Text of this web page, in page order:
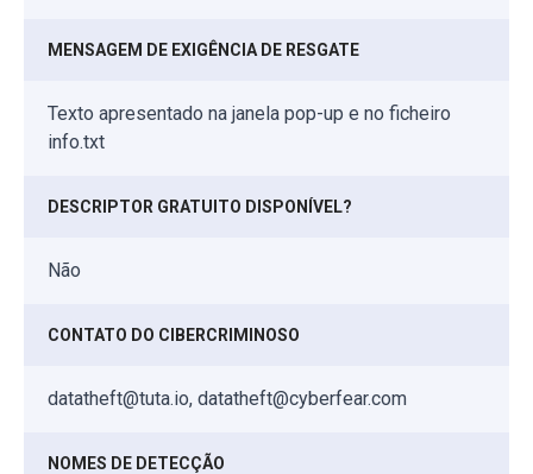
MENSAGEM DE EXIGÊNCIA DE RESGATE
Texto apresentado na janela pop-up e no ficheiro
info.txt
DESCRIPTOR GRATUITO DISPONÍVEL?
Não
CONTATO DO CIBERCRIMINOSO
datatheft@tuta.io, datatheft@cyberfear.com
NOMES DE DETECÇÃO